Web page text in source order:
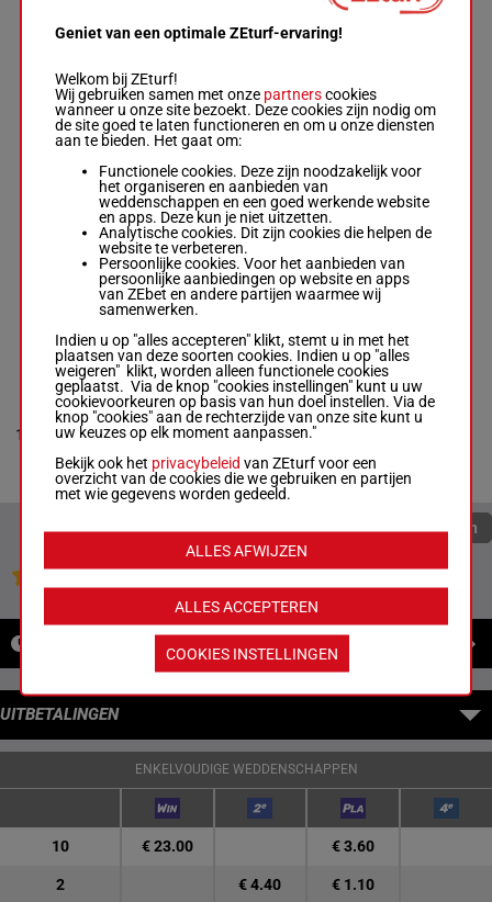
Box: 2 -R/5 -55
IRAM
Cadeddu M.-
Dzubasz
R/5 - 54
R/554 kg 3p 7
LOUVRE NS
Marcel Weiß
H/354 kg 2p
10
ASTER
Seidl M.-Henk
Grewe
Box: 4 -M/5 -
53 kg
1p 6p 5p
M/553 kg 1p 6p 5p 4
Quoteringen verversen
Jouw favoriete paarden
UITBETALINGEN
ENKELVOUDIGE WEDDENSCHAPPEN
10 € 23.00 € 3.60
2 € 4.40 € 1.10
Geniet van een optimale ZEturf-ervaring!
Welkom bij ZEturf!
Wij gebruiken samen met onze partnerscookies
wanneer u onze site bezoekt. Deze cookies zijn nodig om
de site goed te laten functioneren en om u onze diensten
aan te bieden. Het gaat om:
Functionele cookies. Deze zijn noodzakelijk voor
het organiseren en aanbieden van
weddenschappen en een goed werkende website
en apps. Deze kun je niet uitzetten.
Analytische cookies. Dit zijn cookies die helpen de
website te verbeteren.
Persoonlijke cookies. Voor het aanbieden van
persoonlijke aanbiedingen op website en apps
van ZEbet en andere partijen waarmee wij
samenwerken.
Indien u op "alles accepteren" klikt, stemt u in met het
plaatsen van deze soorten cookies. Indien u op "alles
weigeren" klikt, worden alleen functionele cookies
geplaatst. Via de knop "cookies instellingen" kunt u uw
cookievoorkeuren op basis van hun doel instellen. Via de
knop "cookies" aan de rechterzijde van onze site kunt u
uw keuzes op elk moment aanpassen."
Bekijk ook het privacybeleid van ZEturf voor een
overzicht van de cookies die we gebruiken en partijen
met wie gegevens worden gedeeld.
ALLES ACCEPTEREN
ALLES AFWIJZEN
COOKIES INSTELLINGEN